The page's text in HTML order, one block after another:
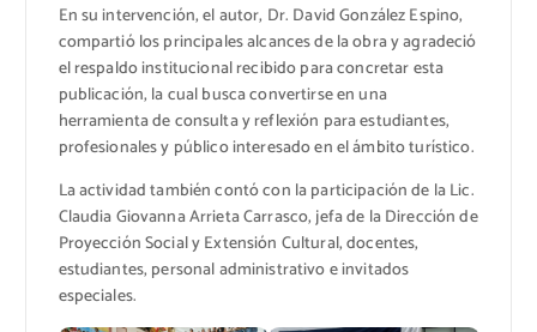
En su intervención, el autor, Dr. David González Espino,
compartió los principales alcances de la obra y agradeció
el respaldo institucional recibido para concretar esta
publicación, la cual busca convertirse en una
herramienta de consulta y reflexión para estudiantes,
profesionales y público interesado en el ámbito turístico.
La actividad también contó con la participación de la Lic.
Claudia Giovanna Arrieta Carrasco, jefa de la Dirección de
Proyección Social y Extensión Cultural, docentes,
estudiantes, personal administrativo e invitados
especiales.